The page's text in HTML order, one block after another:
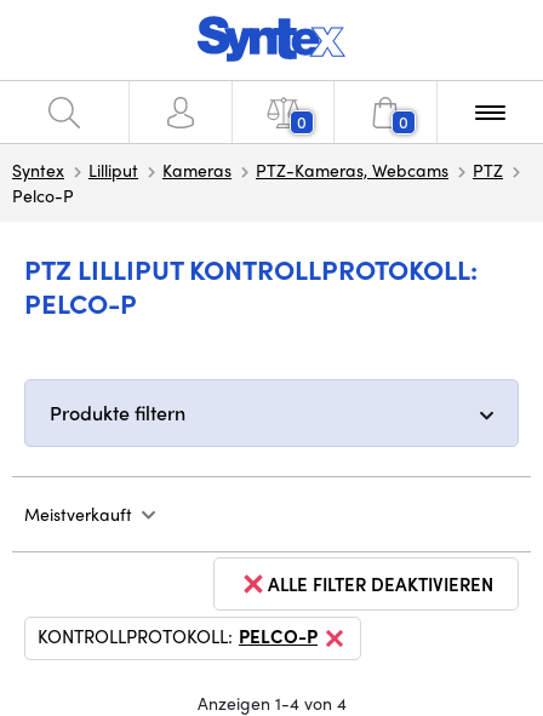
0 0
Syntex Lilliput Kameras PTZ-Kameras, Webcams
PTZ
Pelco-P
PTZ LILLIPUT KONTROLLPROTOKOLL:
PELCO-P
Produkte filtern
Meistverkauft
ALLE FILTER DEAKTIVIEREN
KONTROLLPROTOKOLL: PELCO-P
Anzeigen 1-4 von 4